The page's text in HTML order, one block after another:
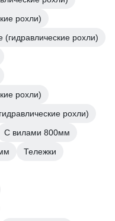
рохли)
(гидравлические рохли)
рохли)
рохли)
С вилами 800мм
Тележки